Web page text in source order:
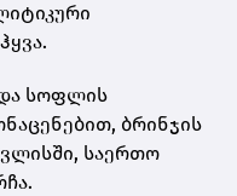
და სოფლის
ბრინჯის
საერთო